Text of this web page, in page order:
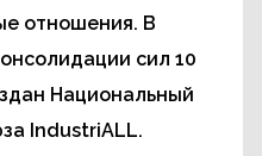
отношения. В
сил 10
Национальный
IndustriALL.